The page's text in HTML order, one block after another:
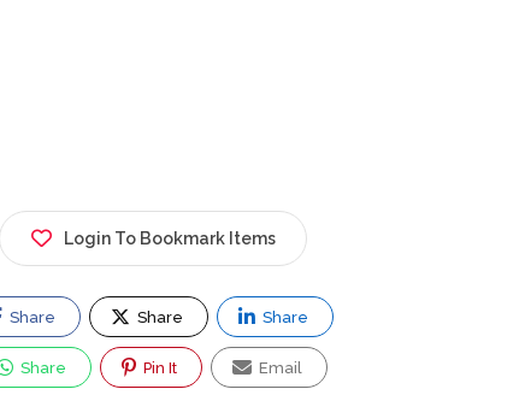
Login To Bookmark Items
Share Share Share
Share Pin It Email